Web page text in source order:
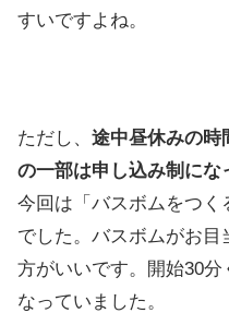
すいですよね。
ただし、 途中昼休みの時
の一部は申し込み制にな
今回は「バスボムをつく
でした。バスボムがお
方がいいです。開始30分
なっていました。